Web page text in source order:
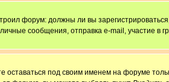
форум: должны ли вы
сообщения, отправка e-mail, участие в
оставаться под своим именем на форуме